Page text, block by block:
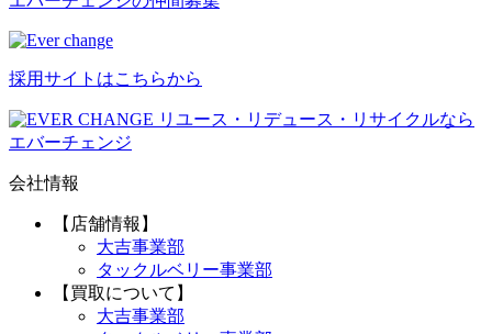
採用サイトはこちらから
リユース・リデュース・リサイクルなら
エバーチェンジ
会社情報
【店舗情報】
大吉事業部
タックルベリー事業部
【買取について】
大吉事業部